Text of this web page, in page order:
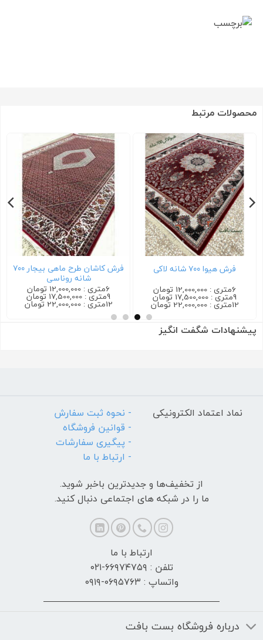
محصولات مرتبط
فرش ترمه ۷۰۰ شانه سرمه ای
6متری : 12,000,000 تومان
9متری : 17,500,000 تومان
12متری : 22,000,000 تومان
فرش کاشان گیلدا ۷۰۰ شانه کرم
6متری : 12,000,000 تومان
9متری : 17,500,000 تومان
12متری : 22,000,000 تومان
پیشنهادات شگفت انگیز
نماد اعتماد الکترونیکی
- نحوه ثبت سفارش
- قوانین فروشگاه
- پیگیری سفارشات
- ارتباط با ما
از تخفیف‌ها و جدیدترین‌ باخبر شوید.
ما را در شبکه های اجتماعی دنبال کنید.
ارتباط با ما
تلفن : ۶۶۹۷۴۷۵۹-۰۲۱
واتساپ : ۰۶۹۵۷۶۳-۰۹۱۹
درباره فروشگاه بست بافت